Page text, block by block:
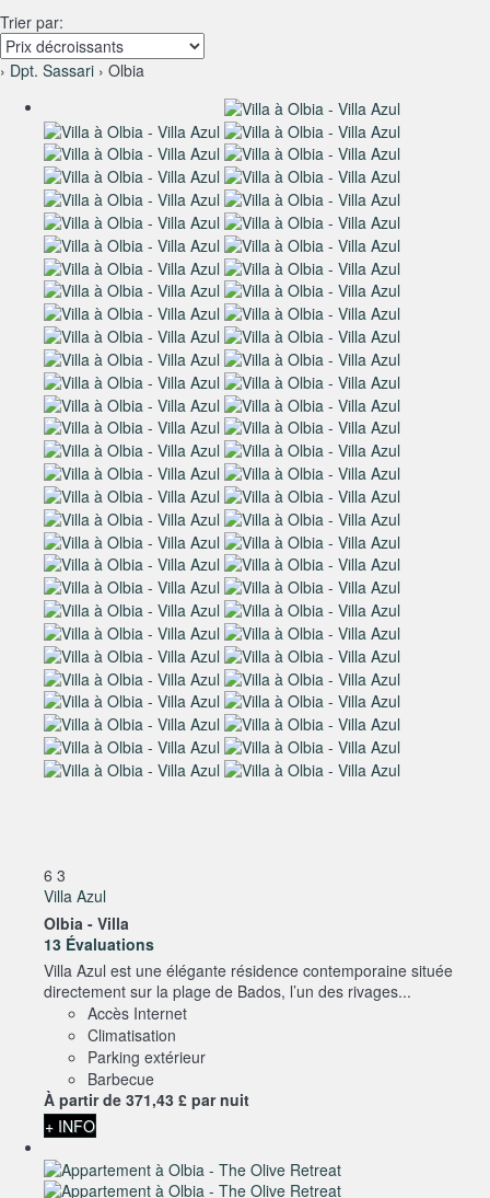
Trier par:
› Dpt. Sassari › Olbia
6 3
Villa Azul
Olbia - Villa
13 Évaluations
Villa Azul est une élégante résidence contemporaine située
directement sur la plage de Bados, l’un des rivages...
Accès Internet
Climatisation
Parking extérieur
Barbecue
À partir de 371,43 £ par nuit
+ INFO